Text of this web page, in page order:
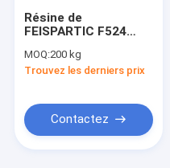
Demande de soumission
Résine polyaspartique
Résine de
FEISPARTIC F524
Polyurea
MOQ:200 kg
Trouvez les derniers prix
Contactez